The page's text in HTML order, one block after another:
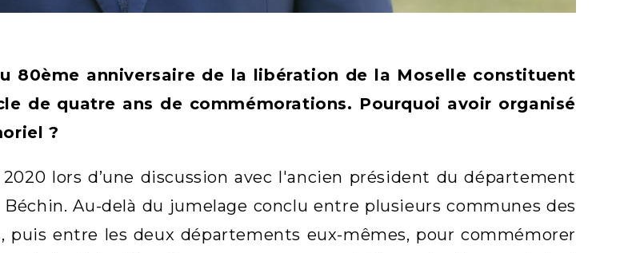
80ème anniversaire de la libération de la Moselle constituent
de quatre ans de commémorations. Pourquoi avoir organisé
?
lors d’une discussion avec l'ancien président du département
Au-delà du jumelage conclu entre plusieurs communes des
puis entre les deux départements eux-mêmes, pour commémorer